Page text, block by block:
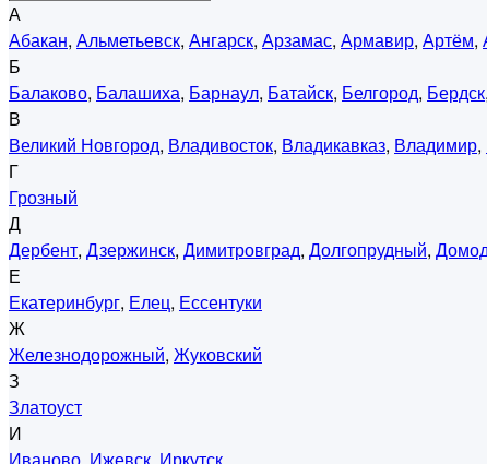
А
Абакан, Альметьевск, Ангарск, Арзамас, Армавир, Артём,
Б
Балаково, Балашиха, Барнаул, Батайск, Белгород, Бердск,
В
Великий Новгород, Владивосток, Владикавказ, Владимир,
Г
Грозный
Д
Дербент, Дзержинск, Димитровград, Долгопрудный,
Е
Екатеринбург, Елец, Ессентуки
Ж
Железнодорожный, Жуковский
З
Златоуст
И